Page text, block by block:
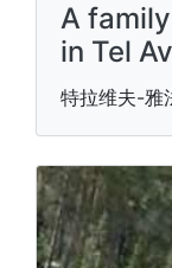
A
in Tel
特拉维夫-雅